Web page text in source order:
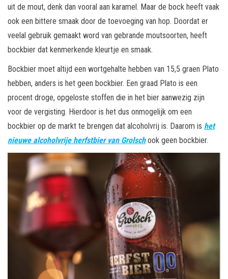
uit de mout, denk dan vooral aan karamel. Maar de bock heeft vaak
ook een bittere smaak door de toevoeging van hop. Doordat er
veelal gebruik gemaakt word van gebrande moutsoorten, heeft
bockbier dat kenmerkende kleurtje en smaak.
Bockbier moet altijd een wortgehalte hebben van 15,5 graen Plato
hebben, anders is het geen bockbier. Een graad Plato is een
procent droge, opgeloste stoffen die in het bier aanwezig zijn
voor de vergisting. Hierdoor is het dus onmogelijk om een
bockbier op de markt te brengen dat alcoholvrij is. Daarom is het
nieuwe alcoholvrije herfstbier van Grolschook geen bockbier.